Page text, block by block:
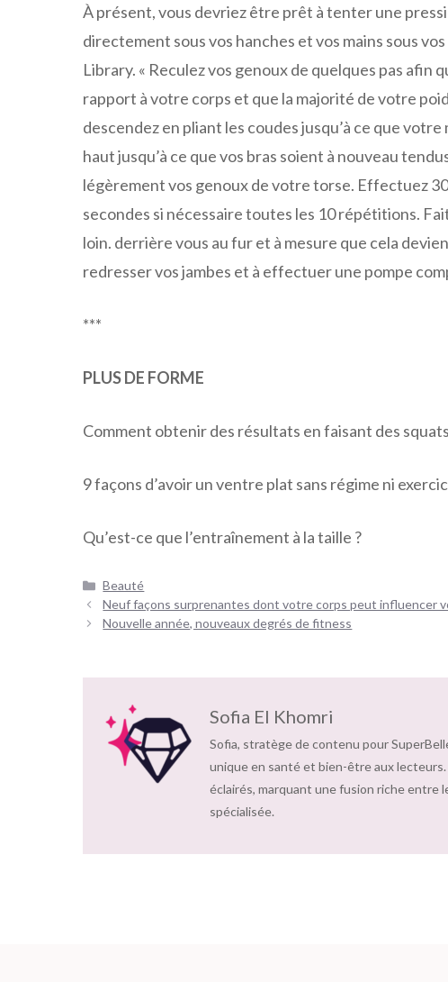
À présent, vous devriez être prêt à tenter une
directement sous vos hanches et vos mains sous
Library. « Reculez vos genoux de quelques pas afin
rapport à votre corps et que la majorité de votre
descendez en pliant les coudes jusqu’à ce que
haut jusqu’à ce que vos bras soient à nouveau
légèrement vos genoux de votre torse. Effectuez
secondes si nécessaire toutes les 10 répétitions.
loin. derrière vous au fur et à mesure que cela
redresser vos jambes et à effectuer une pompe
***
PLUS DE FORME
Comment obtenir des résultats en faisant des squats
9 façons d’avoir un ventre plat sans régime ni
Qu’est-ce que l’entraînement à la taille ?
Catégories
Beauté
Navigation
des
Neuf façons surprenantes dont votre corps peut influencer
Nouvelle année, nouveaux degrés de fitness
Sofia El Khomri
Sofia, stratège de contenu pour
unique en santé et bien-être aux
éclairés, marquant une fusion riche entre
spécialisée.